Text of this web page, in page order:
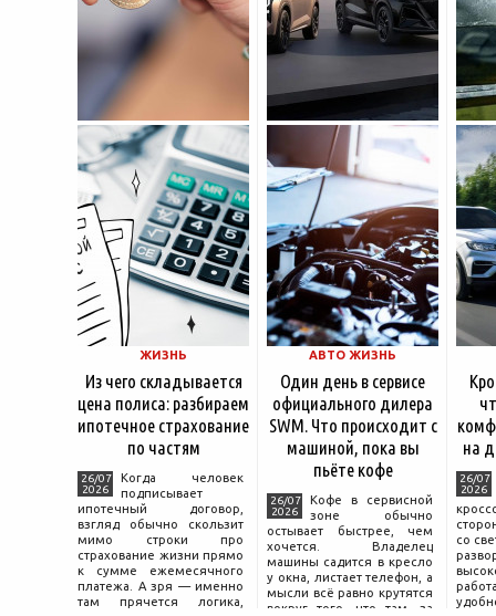
ЖИЗНЬ
Из чего складывается
цена полиса: разбираем
ипотечное страхование
по частям
26/07
2026
Когда человек
подписывает
ипотечный договор,
взгляд обычно скользит
мимо строки про
страхование жизни прямо
к сумме ежемесячного
платежа. А зря — именно
там прячется логика,
АВТО ЖИЗНЬ
Один день в сервисе
официального дилера
SWM. Что происходит с
машиной, пока вы
пьёте кофе
26/07
2026
Кофе в сервисной
зоне обычно
остывает быстрее, чем
хочется. Владелец
машины садится в кресло
у окна, листает телефон, а
мысли всё равно крутятся
вокруг того, что там, за
на
26/07
2026
со